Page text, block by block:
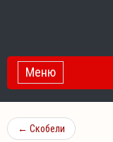
Toggle Navigation
Меню
← Скобели